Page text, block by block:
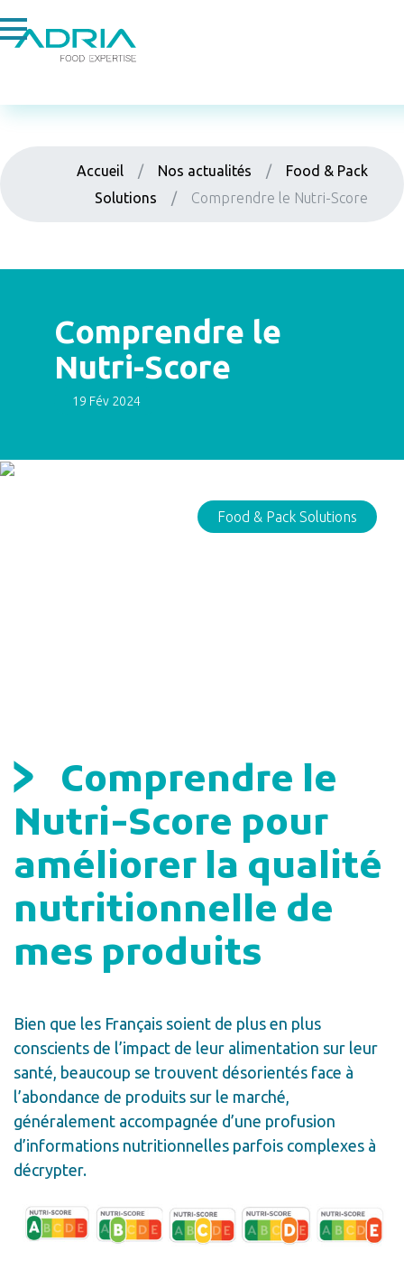
Accueil / Nos actualités /
Food & Pack
Solutions
/ Comprendre le Nutri-Score
Comprendre le
Nutri-Score
19 Fév 2024
13 mars 2024
Food & Pack Solutions
Comprendre le
Nutri-Score pour
améliorer la qualité
nutritionnelle de
mes produits
Bien que les Français soient de plus en plus
conscients de l’impact de leur alimentation sur leur
santé, beaucoup se trouvent désorientés face à
l’abondance de produits sur le marché,
généralement accompagnée d’une profusion
d’informations nutritionnelles parfois complexes à
décrypter.